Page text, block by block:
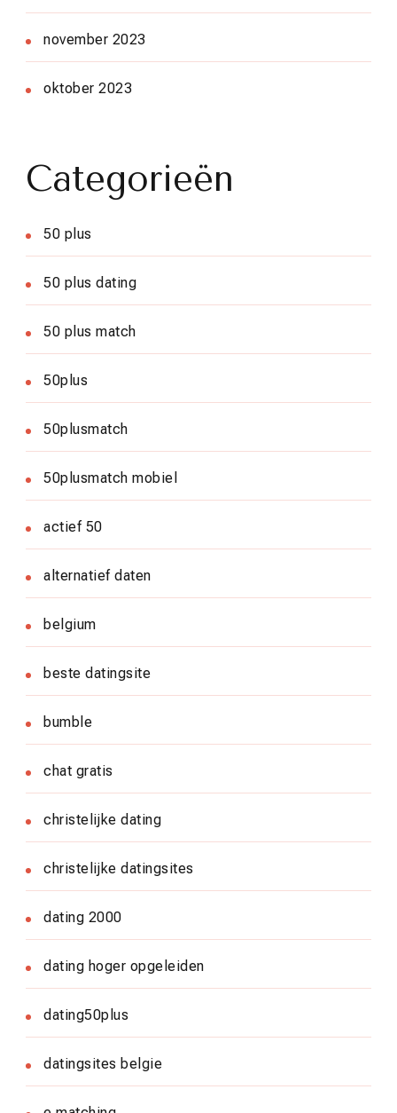
november 2023
oktober 2023
Categorieën
50 plus
50 plus dating
50 plus match
50plus
50plusmatch
50plusmatch mobiel
actief 50
alternatief daten
belgium
beste datingsite
bumble
chat gratis
christelijke dating
christelijke datingsites
dating 2000
dating hoger opgeleiden
dating50plus
datingsites belgie